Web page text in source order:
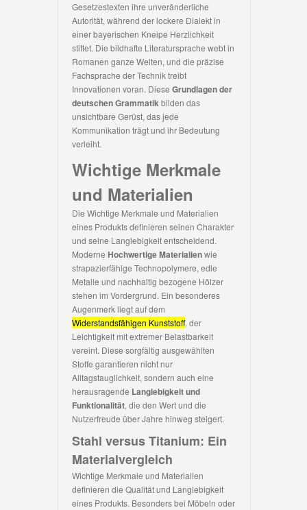
Gesetzestexten ihre unveränderliche
Autorität, während der lockere Dialekt in
einer bayerischen Kneipe Herzlichkeit
stiftet. Die bildhafte Literatursprache webt in
Romanen ganze Welten, und die präzise
Fachsprache der Technik treibt
Innovationen voran. Diese Grundlagen der
deutschen Grammatikbilden das
unsichtbare Gerüst, das jede
Kommunikation trägt und ihr Bedeutung
verleiht.
Wichtige Merkmale
und Materialien
Die Wichtige Merkmale und Materialien
eines Produkts definieren seinen Charakter
und seine Langlebigkeit entscheidend.
Moderne Hochwertige Materialienwie
strapazierfähige Technopolymere, edle
Metalle und nachhaltig bezogene Hölzer
stehen im Vordergrund. Ein besonderes
Augenmerk liegt auf dem
Widerstandsfähigen Kunststoff, der
Leichtigkeit mit extremer Belastbarkeit
vereint. Diese sorgfältig ausgewählten
Stoffe garantieren nicht nur
Alltagstauglichkeit, sondern auch eine
herausragende Langlebigkeit und
Funktionalität, die den Wert und die
Nutzerfreude über Jahre hinweg steigert.
Stahl versus Titanium: Ein
Materialvergleich
Wichtige Merkmale und Materialien
definieren die Qualität und Langlebigkeit
eines Produkts. Besonders bei Möbeln oder